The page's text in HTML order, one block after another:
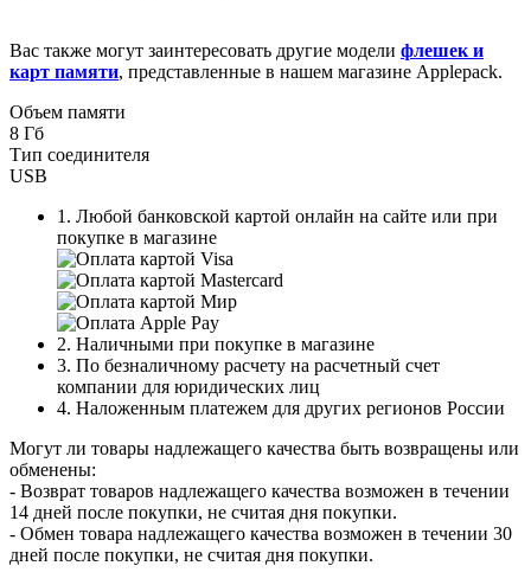
Вас также могут заинтересовать другие модели флешек и
карт памяти, представленные в нашем магазине Applepack.
Объем памяти
8 Гб
Тип соединителя
USB
1. Любой банковской картой онлайн на сайте или при
покупке в магазине
2. Наличными при покупке в магазине
3. По безналичному расчету на расчетный счет
компании для юридических лиц
4. Наложенным платежем для других регионов России
Могут ли товары надлежащего качества быть возвращены или
обменены:
- Возврат товаров надлежащего качества возможен в течении
14 дней после покупки, не считая дня покупки.
- Обмен товара надлежащего качества возможен в течении 30
дней после покупки, не считая дня покупки.